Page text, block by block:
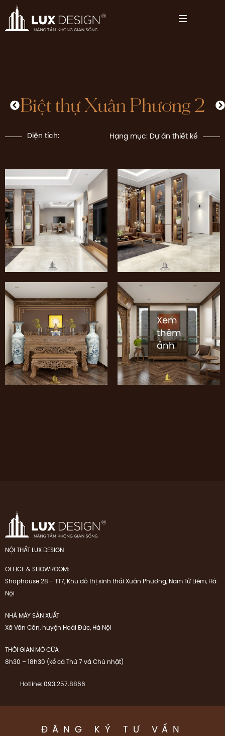
Biệt thự Xuân Phương 2
Diện tích: Hạng mục: Dự án thiết kế
Xem
thêm
ảnh
NỘI THẤT LUX DESIGN
OFFICE & SHOWROOM:
Shophouse 28 - TT7, Khu đô thị sinh thái Xuân Phương, Nam Từ Liêm, Hà
Nội
NHÀ MÁY SẢN XUẤT
Xã Vân Côn, huyện Hoài Đức, Hà Nội
THỜI GIAN MỞ CỬA
8h30 – 18h30 (kể cả Thứ 7 và Chủ nhật)
Hotline: 093.257.8866
ĐĂNG KÝ TƯ VẤN